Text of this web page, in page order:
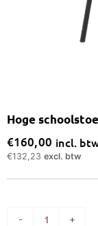
Hoge
€160,00 incl.
€132,23 excl. btw
- +